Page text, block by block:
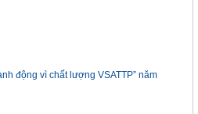
động vì chất lượng VSATTP” năm